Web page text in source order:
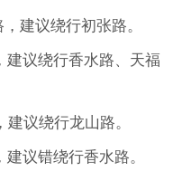
建议绕行初张路。
建议绕行香水路、天福
议绕行龙山路。
议错绕行香水路。